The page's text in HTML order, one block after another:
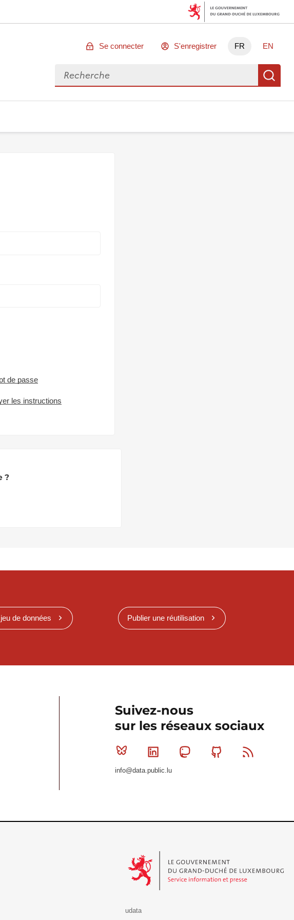
Se connecter S'enregistrer FR EN
Rechercher des données
de passe
les instructions
?
de données Publier une réutilisation
Suivez-nous
sur les réseaux sociaux
Bluesky Linkedin MastodonGithub
info@data.public.lu
udata